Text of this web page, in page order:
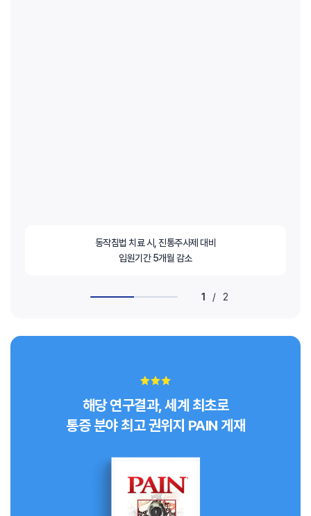
동작침법 치료 시, 진통주사제 대비
입원기간 5개월 감소
1 / 2
해당 연구결과, 세계 최초로
통증 분야 최고 권위지 PAIN 게재